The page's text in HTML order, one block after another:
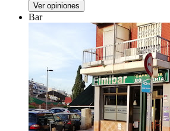
Ver opiniones
Bar